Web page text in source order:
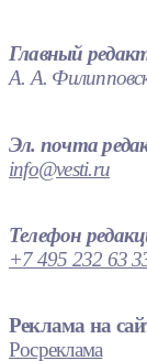
Главный
А. А.
Эл. почта
info@vesti.ru
Телефон
+7 495 232 63
Реклама на
Росреклама